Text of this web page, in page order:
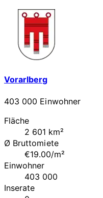
Vorarlberg
403 000 Einwohner
Fläche
2 601 km²
Ø Bruttomiete
€19.00/m²
Einwohner
403 000
Inserate